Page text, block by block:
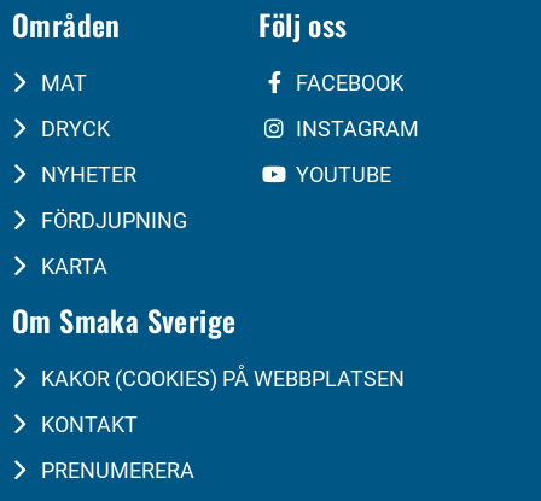
Områden
MAT
DRYCK
NYHETER
FÖRDJUPNING
KARTA
Följ oss
FACEBOOK
INSTAGRAM
YOUTUBE
Om Smaka Sverige
KAKOR (COOKIES) PÅ WEBBPLATSEN
KONTAKT
PRENUMERERA